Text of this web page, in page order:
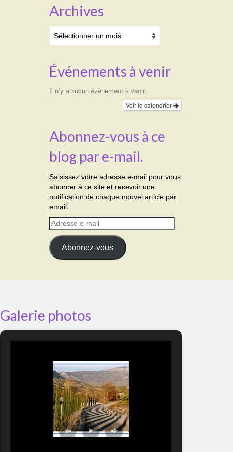
Archives
Événements à venir
Il n’y a aucun évènement à venir.
Voir le calendrier
Abonnez-vous à ce
blog par e-mail.
Saisissez votre adresse e-mail pour vous
abonner à ce site et recevoir une
notification de chaque nouvel article par
email.
Adresse
e-
mail
Abonnez-vous
Galerie photos